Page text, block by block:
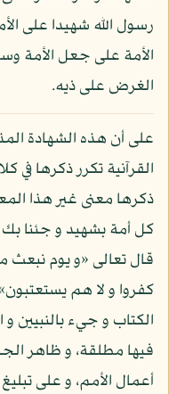
رسول الله شهيدا على
الأمة على جعل الأمة
الغرض على ذيه.
على أن هذه الشهادة
القرآنية تكرر ذكرها في
ذكرها معنى غير هذا
قال تعالى «و يوم نبعث
فيها مطلقة، و ظاهر
أعمال الأمم، و على